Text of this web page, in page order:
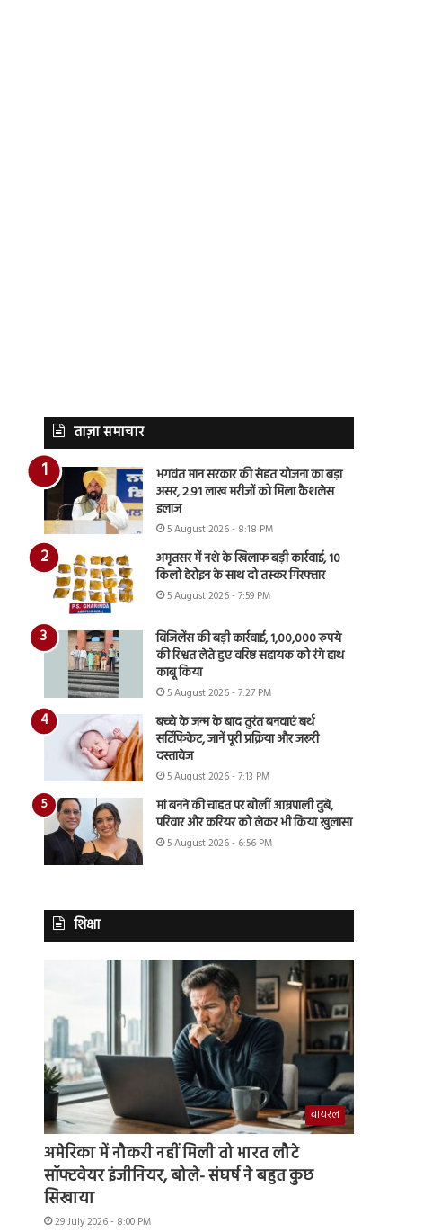
ताज़ा समाचार
भगवंत मान सरकार की सेहत योजना का बड़ा
असर, 2.91 लाख मरीजों को मिला कैशलेस
इलाज
5 August 2026 - 8:18 PM
अमृतसर में नशे के खिलाफ बड़ी कार्रवाई, 10
किलो हेरोइन के साथ दो तस्कर गिरफ्तार
5 August 2026 - 7:59 PM
विजिलेंस की बड़ी कार्रवाई, 1,00,000 रुपये
की रिश्वत लेते हुए वरिष्ठ सहायक को रंगे हाथ
काबू किया
5 August 2026 - 7:27 PM
बच्चे के जन्म के बाद तुरंत बनवाएं बर्थ
सर्टिफिकेट, जानें पूरी प्रक्रिया और जरूरी
दस्तावेज
5 August 2026 - 7:13 PM
मां बनने की चाहत पर बोलीं आम्रपाली दुबे,
परिवार और करियर को लेकर भी किया खुलासा
5 August 2026 - 6:56 PM
शिक्षा
वायरल
अमेरिका में नौकरी नहीं मिली तो भारत लौटे
सॉफ्टवेयर इंजीनियर, बोले- संघर्ष ने बहुत कुछ
सिखाया
29 July 2026 - 8:00 PM